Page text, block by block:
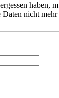
haben,
nicht